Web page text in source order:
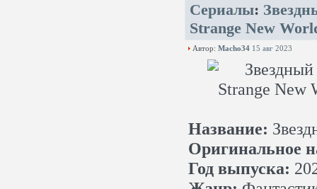
Сериалы:
Strange New
Автор: Macho34 15 авг 2023
Название:
Оригинальное
Год выпуска: